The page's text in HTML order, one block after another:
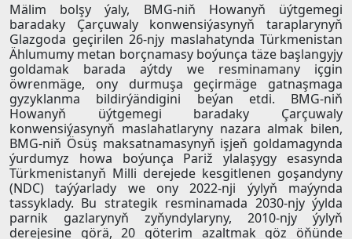
Mälim bolşy ýaly, BMG-niň Howanyň üýtgemegi
baradaky Çarçuwaly konwensiýasynyň taraplarynyň
Glazgoda geçirilen 26-njy maslahatynda Türkmenistan
Ählumumy metan borçnamasy boýunça täze başlangyjy
goldamak barada aýtdy we resminamany içgin
öwrenmäge, ony durmuşa geçirmäge gatnaşmaga
gyzyklanma bildirýändigini beýan etdi. BMG-niň
Howanyň üýtgemegi baradaky Çarçuwaly
konwensiýasynyň maslahatlaryny nazara almak bilen,
BMG-niň Ösüş maksatnamasynyň işjeň goldamagynda
ýurdumyz howa boýunça Pariž ylalaşygy esasynda
Türkmenistanyň Milli derejede kesgitlenen goşandyny
(NDC) taýýarlady we ony 2022-nji ýylyň maýynda
tassyklady. Bu strategik resminamada 2030-njy ýylda
parnik gazlarynyň zyňyndylaryny, 2010-njy ýylyň
derejesine görä, 20 göterim azaltmak göz öňünde